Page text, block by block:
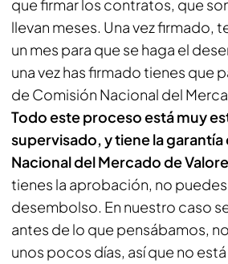
que firmar los contratos, que
llevan meses. Una vez firmado,
un mes para que se haga el
una vez has firmado tienes que
de Comisión Nacional del
Todo este proceso está muy
supervisado, y tiene la garantía
Nacional del Mercado de
tienes la aprobación, no
desembolso. En nuestro caso
antes de lo que pensábamos,
unos pocos días, así que no